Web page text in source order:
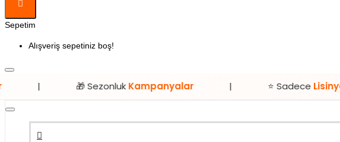
Sepetim
Alışveriş sepetiniz boş!
🎁 Sezonluk Kampanyalar | ⭐ Sadece Lisinya’da!